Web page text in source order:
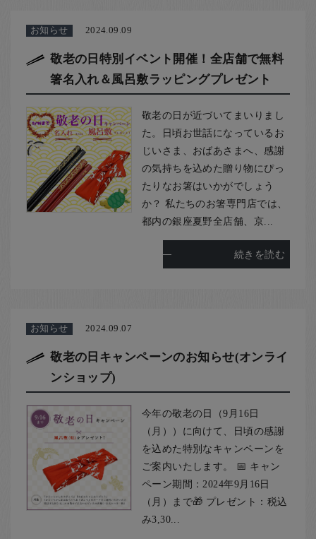
お知らせ 2024.09.09
敬老の日特別イベント開催！全店舗で無料
箸名入れ＆風呂敷ラッピングプレゼント
敬老の日が近づいてまいりまし
た。日頃お世話になっているお
じいさま、おばあさまへ、感謝
の気持ちを込めた贈り物にぴっ
たりなお箸はいかがでしょう
か？ 私たちのお箸専門店では、
都内の銀座夏野全店舗、京...
続きを読む
お知らせ 2024.09.07
敬老の日キャンペーンのお知らせ(オンライ
ンショップ)
今年の敬老の日（9月16日
（月））に向けて、日頃の感謝
を込めた特別なキャンペーンを
ご案内いたします。 📅 キャン
ペーン期間：2024年9月16日
（月）まで🎁 プレゼント：税込
み3,30...